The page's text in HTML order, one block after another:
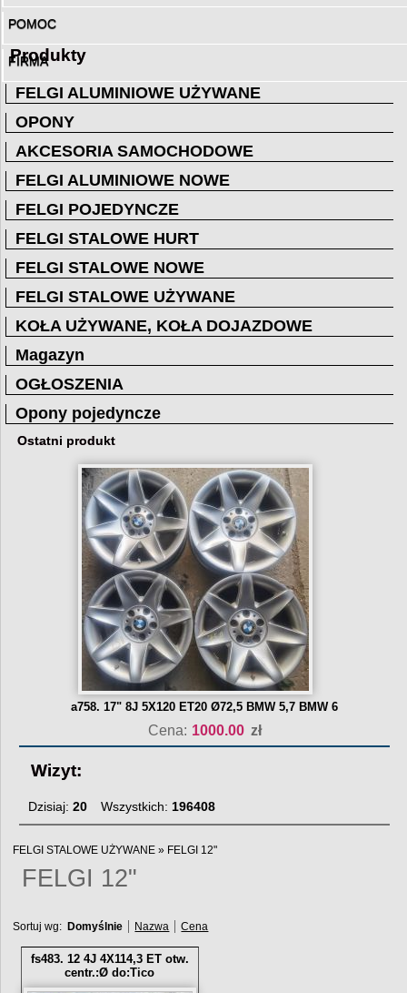
POMOC
FIRMA
Produkty
FELGI ALUMINIOWE UŻYWANE
OPONY
AKCESORIA SAMOCHODOWE
FELGI ALUMINIOWE NOWE
FELGI POJEDYNCZE
FELGI STALOWE HURT
FELGI STALOWE NOWE
FELGI STALOWE UŻYWANE
KOŁA UŻYWANE, KOŁA DOJAZDOWE
Magazyn
OGŁOSZENIA
Opony pojedyncze
Ostatni produkt
a758. 17" 8J 5X120 ET20 Ø72,5 BMW 5,7 BMW 6
Cena: 1000.00 zł
Wizyt:
Dzisiaj: 20 Wszystkich: 196408
FELGI 12"
FELGI STALOWE UŻYWANE » FELGI 12"
Sortuj wg: Domyślnie Nazwa Cena
fs483. 12 4J 4X114,3 ET otw.
centr.:Ø do:Tico